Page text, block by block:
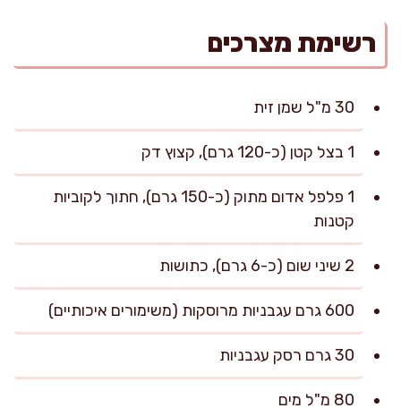
רשימת מצרכים
30 מ"ל שמן זית
1 בצל קטן (כ-120 גרם), קצוץ דק
1 פלפל אדום מתוק (כ-150 גרם), חתוך לקוביות
קטנות
2 שיני שום (כ-6 גרם), כתושות
600 גרם עגבניות מרוסקות (משימורים איכותיים)
30 גרם רסק עגבניות
80 מ"ל מים